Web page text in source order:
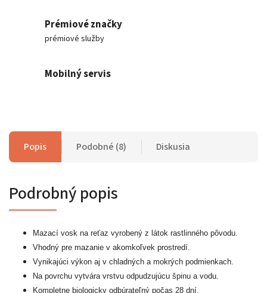
Prémiové značky
prémiové služby
Mobilný servis
Popis Podobné (8) Diskusia
Podrobný popis
Mazací vosk na reťaz vyrobený z látok rastlinného pôvodu.
Vhodný pre mazanie v akomkoľvek prostredí.
Vynikajúci výkon aj v chladných a mokrých podmienkach.
Na povrchu vytvára vrstvu odpudzujúcu špinu a vodu.
Kompletne biologicky odbúrateľný počas 28 dní.